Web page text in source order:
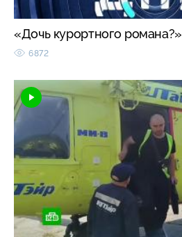
«Дочь курортного романа?»
6872